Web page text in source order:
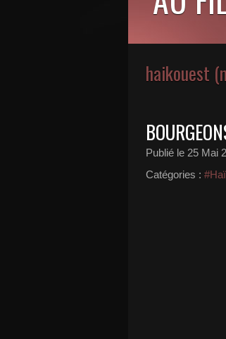
haikouest
Publié le 25 Mai
Catégories :